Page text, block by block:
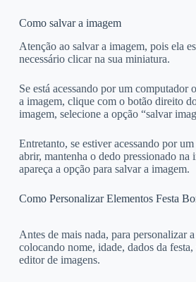
Como salvar a imagem
Atenção ao salvar a imagem, pois ela
necessário clicar na sua miniatura.
Se está acessando por um computador
a imagem, clique com o botão direito
imagem, selecione a opção “salvar
Entretanto, se estiver acessando por
abrir, mantenha o dedo pressionado na
apareça a opção para salvar a imagem.
Como Personalizar Elementos Festa
Antes de mais nada, para personalizar
colocando nome, idade, dados da
editor de imagens.